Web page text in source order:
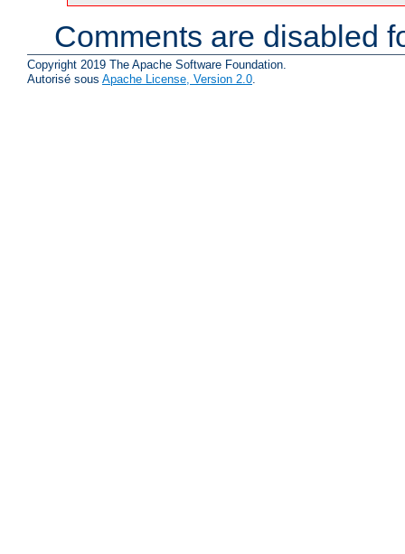
Comments are disabled
Copyright 2019 The Apache Software Foundation.
Autorisé sous Apache License, Version 2.0